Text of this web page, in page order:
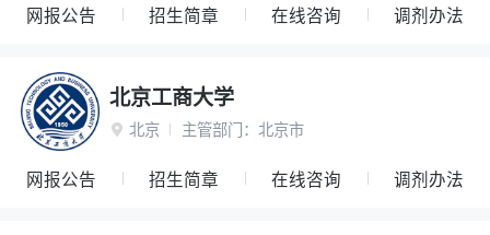
网报公告 招生简章 在线咨询 调剂办法
北京工商大学
 北京 主管部门： 北京市
网报公告 招生简章 在线咨询 调剂办法